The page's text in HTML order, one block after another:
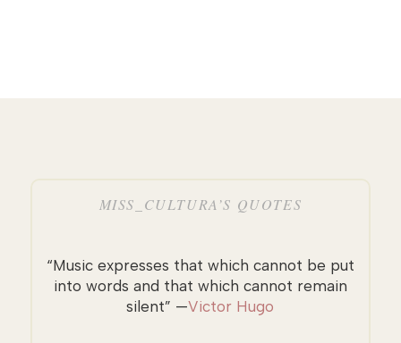
MISS_CULTURA’S QUOTES
“Music expresses that which cannot be put
into words and that which cannot remain
silent” —Victor Hugo